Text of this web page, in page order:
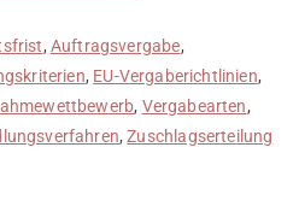
, Auftragsvergabe,
, EU-Vergaberichtlinien,
, Vergabearten,
,Zuschlagserteilung